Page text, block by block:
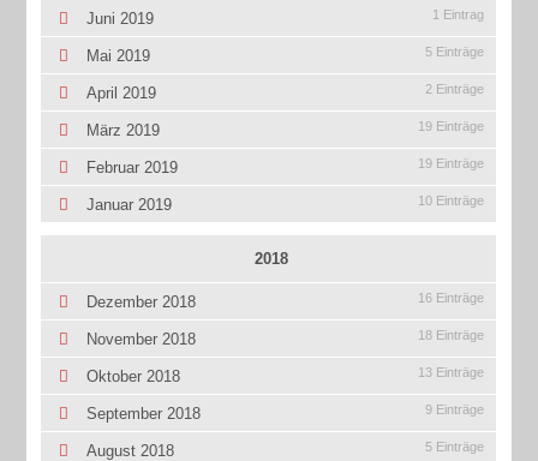
Juni 2019 1 Eintrag
Mai 2019 5 Einträge
April 2019 2 Einträge
März 2019 19 Einträge
Februar 2019 19 Einträge
Januar 2019 10 Einträge
2018
Dezember 2018 16 Einträge
November 2018 18 Einträge
Oktober 2018 13 Einträge
September 2018 9 Einträge
August 2018 5 Einträge